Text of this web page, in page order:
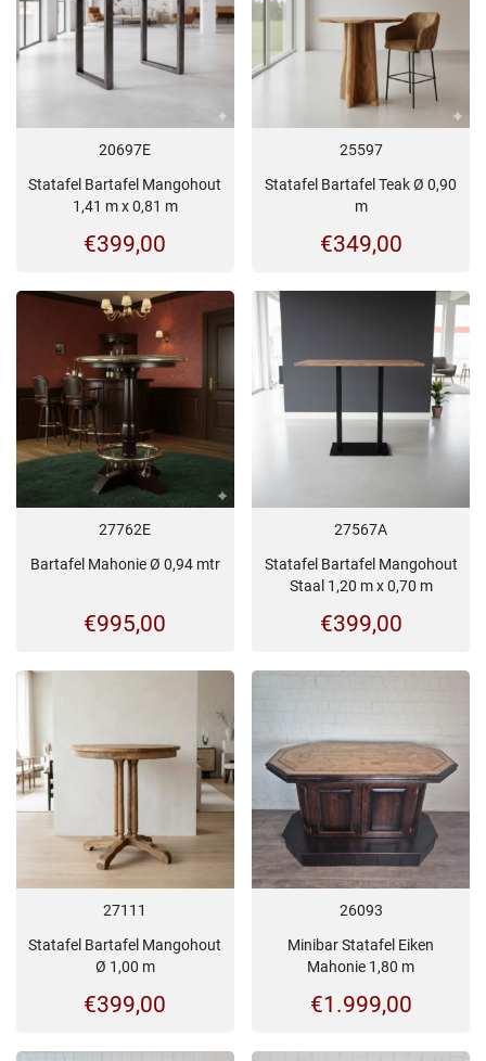
20697E
Statafel Bartafel Mangohout
1,41 m x 0,81 m
€399,00
25597
Statafel Bartafel Teak Ø 0,90
m
€349,00
27762E
Bartafel Mahonie Ø 0,94 mtr
€995,00
27567A
Statafel Bartafel Mangohout
Staal 1,20 m x 0,70 m
€399,00
27111
Statafel Bartafel Mangohout
Ø 1,00 m
€399,00
26093
Minibar Statafel Eiken
Mahonie 1,80 m
€1.999,00